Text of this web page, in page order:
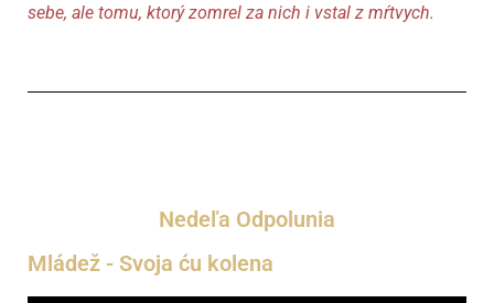
sebe, ale tomu, ktorý zomrel za nich i vstal z mŕtvych.
Nedeľa Odpolunia
Mládež - Svoja ću kolena